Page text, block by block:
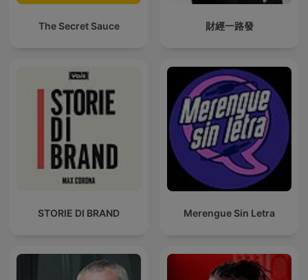
The Secret Sauce 財經一路發
STORIE DI BRAND Merengue Sin Letra